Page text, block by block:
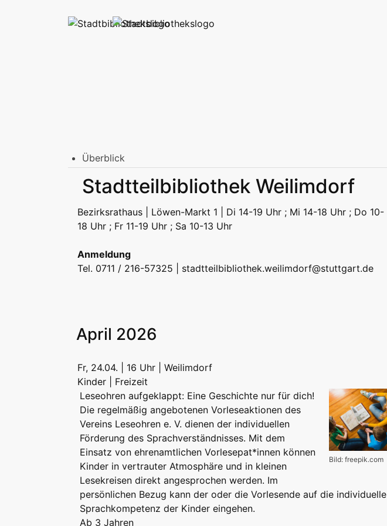
Überblick
Stadtbibliothek am Mailänder Platz
Erwachsene Jugend | Freizeit Kinder | Freizeit Kitas | Schulen
Erwachsene Jugend | Freizeit Kinder | Freizeit Kitas | Schulen Alle
Podcast
Stadtteilbibliothek Weilimdorf
Bezirksrathaus | Löwen-Markt 1 | Di 14-19 Uhr ; Mi 14-18 Uhr ; Do 10-
18 Uhr ; Fr 11-19 Uhr ; Sa 10-13 Uhr
Anmeldung
Tel. 0711 / 216-57325 | stadtteilbibliothek.weilimdorf@stuttgart.de
April 2026
Fr, 24.04. | 16 Uhr | Weilimdorf
Kinder | Freizeit
Bild: freepik.com
Leseohren aufgeklappt: Eine Geschichte nur für dich!
Die regelmäßig angebotenen Vorleseaktionen des
Vereins Leseohren e. V. dienen der individuellen
Förderung des Sprachverständnisses. Mit dem
Einsatz von ehrenamtlichen Vorlesepat*innen können
Kinder in vertrauter Atmosphäre und in kleinen
Lesekreisen direkt angesprochen werden. Im
persönlichen Bezug kann der oder die Vorlesende auf die individuelle
Sprachkompetenz der Kinder eingehen.
Ab 3 Jahren